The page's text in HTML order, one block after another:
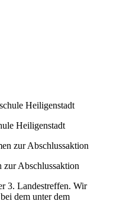
Heiligenstadt
Abschlussaktion
3. Landestreffen. Wir
dem unter dem